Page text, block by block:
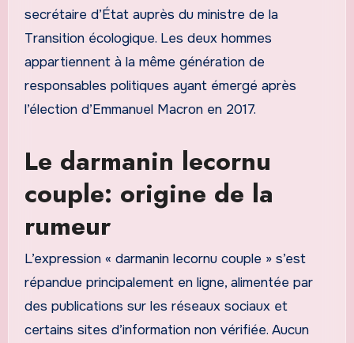
secrétaire d’État auprès du ministre de la
Transition écologique. Les deux hommes
appartiennent à la même génération de
responsables politiques ayant émergé après
l’élection d’Emmanuel Macron en 2017.
Le darmanin lecornu
couple: origine de la
rumeur
L’expression « darmanin lecornu couple » s’est
répandue principalement en ligne, alimentée par
des publications sur les réseaux sociaux et
certains sites d’information non vérifiée. Aucun